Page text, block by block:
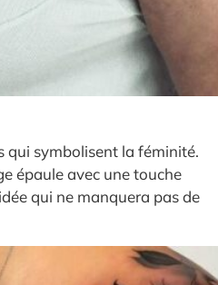
qui symbolisent la féminité.
épaule avec une touche
qui ne manquera pas de